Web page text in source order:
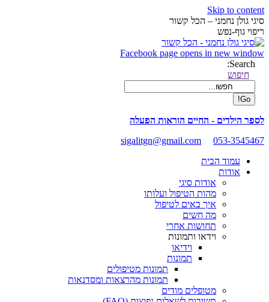
Skip to content
סיגי גולן נחמני – הכל קשור
ריפוי גוף-נפש
Facebook page opens in new window
Search:
חיפוש
לספר הילדים - החיים הוראות הפעלה
sigalitgn@gmail.com
053-3545467
עמוד הבית
אודות
אודות סיגי
מהות הטיפול ועלותו
איך באים לטיפול
מה חשים
תחושות אחרי
וידאו ותמונות
וידיאו
תמונות
תמונות מטיפולים
תמונות מהרצאות ומסדנאות
מטופלים מודים